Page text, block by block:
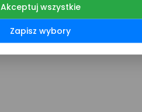
Akceptuj wszystkie
Zapisz wybory